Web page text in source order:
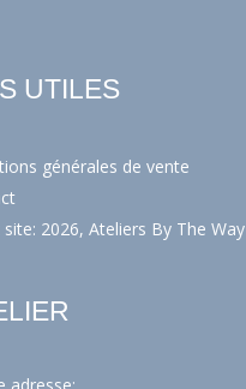
UTILES
générales de vente
site: 2026, Ateliers By The Way